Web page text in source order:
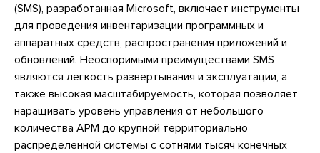
(SMS), разработанная Microsoft, включает инструменты
для проведения инвентаризации программных и
аппаратных средств, распространения приложений и
обновлений. Неоспоримыми преимуществами SMS
являются легкость развертывания и эксплуатации, а
также высокая масштабируемость, которая позволяет
наращивать уровень управления от небольшого
количества АРМ до крупной территориально
распределенной системы с сотнями тысяч конечных